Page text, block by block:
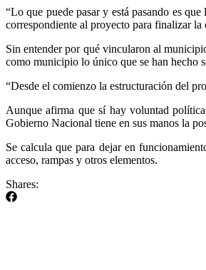
“Lo que puede pasar y está pasando es
correspondiente al proyecto para finalizar
Sin entender por qué vincularon al
como municipio lo único que se han hecho
“Desde el comienzo la estructuración del
Aunque afirma que sí hay voluntad
Gobierno Nacional tiene en sus manos la
Se calcula que para dejar en
acceso, rampas y otros elementos.
Shares: